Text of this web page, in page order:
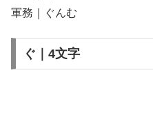
軍務｜ぐんむ
ぐ｜4文字